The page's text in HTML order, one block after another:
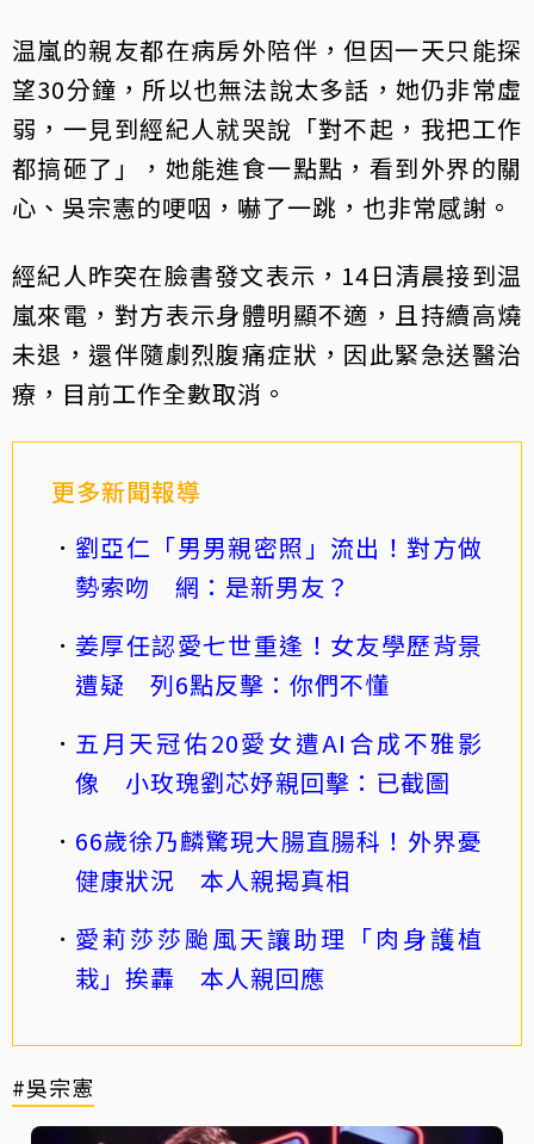
温嵐的親友都在病房外陪伴，但因一天只能探
望30分鐘，所以也無法說太多話，她仍非常虛
弱，一見到經紀人就哭說「對不起，我把工作
都搞砸了」，她能進食一點點，看到外界的關
心、吳宗憲的哽咽，嚇了一跳，也非常感謝。
經紀人昨突在臉書發文表示，14日清晨接到温
嵐來電，對方表示身體明顯不適，且持續高燒
未退，還伴隨劇烈腹痛症狀，因此緊急送醫治
療，目前工作全數取消。
更多新聞報導
劉亞仁「男男親密照」流出！對方做
勢索吻 網：是新男友？
姜厚任認愛七世重逢！女友學歷背景
遭疑 列6點反擊：你們不懂
五月天冠佑20愛女遭AI合成不雅影
像 小玫瑰劉芯妤親回擊：已截圖
66歲徐乃麟驚現大腸直腸科！外界憂
健康狀況 本人親揭真相
愛莉莎莎颱風天讓助理「肉身護植
栽」挨轟 本人親回應
#吳宗憲